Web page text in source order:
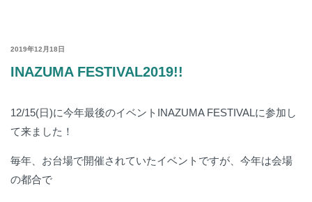
POSTED
2019年12月18日
INAZUMA FESTIVAL2019!!
12/15(日)に今年最後のイベントINAZUMA FESTIVALに参加し
て来ました！
毎年、お台場で開催されていたイベントですが、今年は会場
の都合で